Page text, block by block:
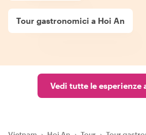
Tour gastronomici a Hoi An
Vedi tutte le esperienze